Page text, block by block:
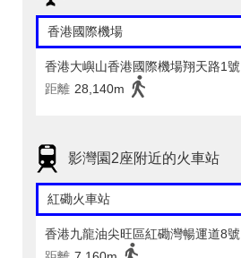
香港國際機場
香港大嶼山香港國際機場翔天路1號
距離 28,140m
影灣園2座附近的火車站
紅磡火車站
香港九龍油尖旺區紅磡灣暢運道8號